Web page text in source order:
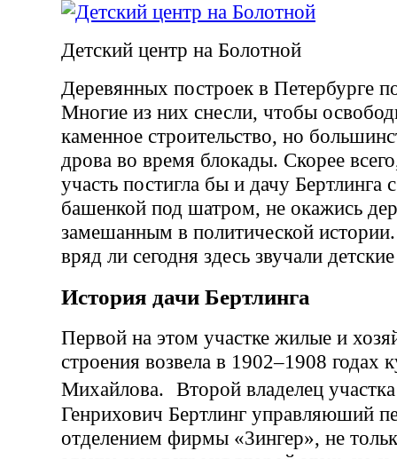
Детский центр на Болотной
Деревянных построек в Петербурге
Многие из них снесли, чтобы
каменное строительство, но
дрова во время блокады. Скорее
участь постигла бы и дачу Бертлинга
башенкой под шатром, не окажись
замешанным в политической
вряд ли сегодня здесь звучали
История дачи Бертлинга
Первой на этом участке жилые и
строения возвела в 1902–1908 годах
Михайлова. Второй владелец
Генрихович Бертлинг управляюший
отделением фирмы «3ингер», не